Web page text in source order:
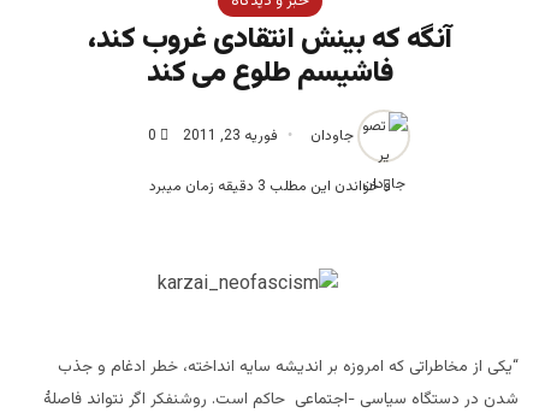
آنگه که بینش انتقادی غروب کند،
فاشیسم طلوع می کند
جاودان فوریه 23, 2011 0
خواندن این مطلب 3 دقیقه زمان میبرد
“یکی از مخاطراتی که امروزه بر اندیشه سایه انداخته، خطر ادغام و جذب
شدن در دستگاه سیاسی -اجتماعی حاکم است. روشنفکر اگر نتواند فاصلۀ